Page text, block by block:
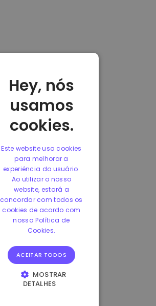
Hey, nós
usamos
cookies.
Este website usa cookies
para melhorar a
experiência do usuário.
Ao utilizar o nosso
website, estará a
concordar com todos os
cookies de acordo com
nossa Política de
Cookies.
ACEITAR TODOS
MOSTRAR
DETALHES